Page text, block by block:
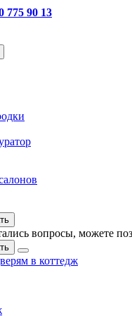
775 90 13
вопросы, можете
в коттедж